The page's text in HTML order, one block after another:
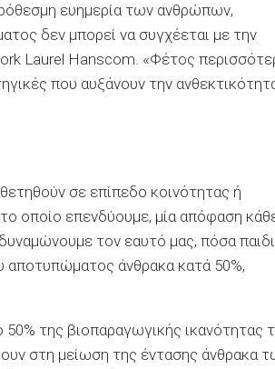
ευημερία των ανθρώπων,
δεν μπορεί να συγχέεται με την
Laurel Hanscom. «Φέτος
που αυξάνουν την
σε επίπεδο κοινότητας ή
οποίο επενδύουμε, μία απόφαση
τον εαυτό μας, πόσα
αποτυπώματος άνθρακα κατά 50%,
της βιοπαραγωγικής ικανότητας
στη μείωση της έντασης άνθρακα